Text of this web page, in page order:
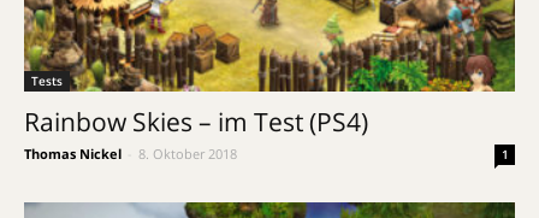
Tests
Rainbow Skies – im Test (PS4)
Thomas Nickel 8. Oktober 2018 1